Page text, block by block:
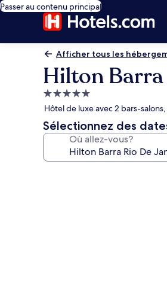
Passer au contenu principal
Afficher tous les
Hilton
Hébergement
5.0 étoiles
Hôtel de luxe avec 2 bars-
Sélectionnez des
Où allez-vous?